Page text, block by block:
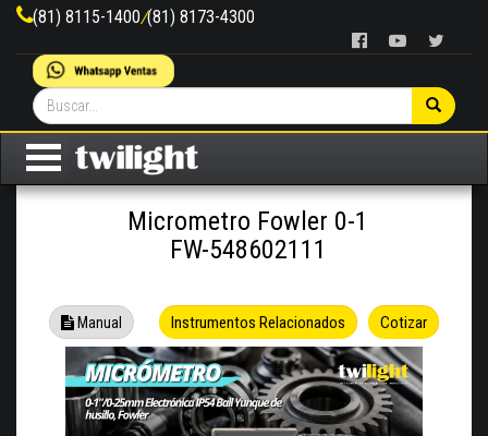
(81) 8115-1400/(81) 8173-4300
Micrometro Fowler 0-1
FW-548602111
Cotizar
Instrumentos Relacionados
Manual